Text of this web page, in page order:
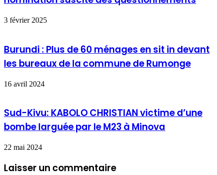
3 février 2025
Burundi : Plus de 60 ménages en sit in devant
les bureaux de la commune de Rumonge
16 avril 2024
Sud-Kivu: KABOLO CHRISTIAN victime d’une
bombe larguée par le M23 à Minova
22 mai 2024
Laisser un commentaire